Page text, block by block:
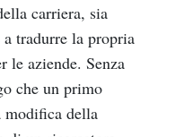
carriera, sia
tradurre la propria
le aziende. Senza
che un primo
modifica della